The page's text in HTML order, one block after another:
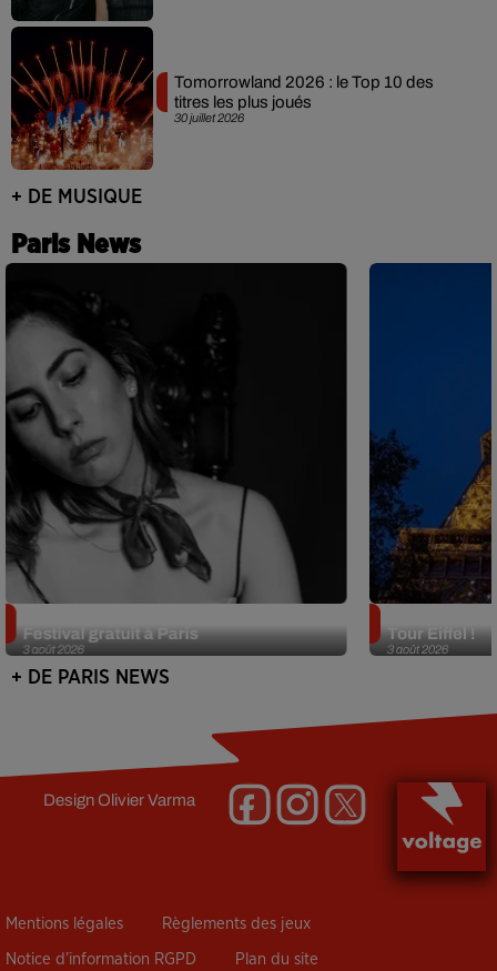
30 juillet 2026
Tomorrowland 2026 : le Top 10 des
titres les plus joués
+ DE MUSIQUE
Paris News
3 août 2026
Festival gratuit à Paris
3 août 2026
Tour Eiffel !
+ DE PARIS NEWS
DesignOlivier Varma
Mentions légales Règlements des jeux
Notice d’information RGPD Plan du site